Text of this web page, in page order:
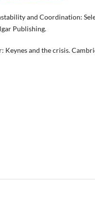
and Coordination:
Publishing.
Keynes and the crisis.